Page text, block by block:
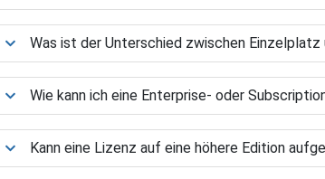
Was ist der Unterschied zwischen Einzelplatz
Wie kann ich eine Enterprise- oder
Kann eine Lizenz auf eine höhere Edition